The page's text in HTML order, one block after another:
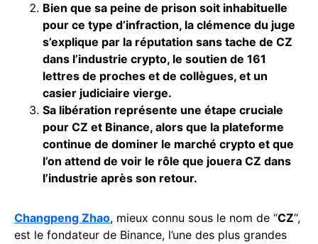
Bien que sa peine de prison soit inhabituelle
pour ce type d’infraction, la clémence du juge
s’explique par la réputation sans tache de CZ
dans l’industrie crypto, le soutien de 161
lettres de proches et de collègues, et un
casier judiciaire vierge.
Sa libération représente une étape cruciale
pour CZ et Binance, alors que la plateforme
continue de dominer le marché crypto et que
l’on attend de voir le rôle que jouera CZ dans
l’industrie après son retour.
Changpeng Zhao, mieux connu sous le nom de “CZ“,
est le fondateur de Binance, l’une des plus grandes